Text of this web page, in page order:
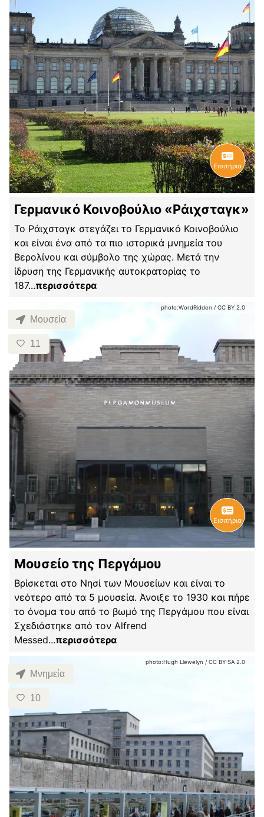
Εισιτήρια
Γερμανικό Κοινοβούλιο «Ράιχσταγκ»
Το Ράιχσταγκ στεγάζει το Γερμανικό Κοινοβούλιο
και είναι ένα από τα πιο ιστορικά μνημεία του
Βερολίνου και σύμβολο της χώρας. Μετά την
ίδρυση της Γερμανικής αυτοκρατορίας το
187...περισσότερα
photo:WordRidden / CC BY 2.0
Μουσεία
11
Εισιτήρια
Μουσείο της Περγάμου
Βρίσκεται στο Νησί των Μουσείων και είναι το
νεότερο από τα 5 μουσεία. Άνοιξε το 1930 και πήρε
το όνομα του από το βωμό της Περγάμου που είναι
Σχεδιάστηκε από τον Alfrend
Messed...περισσότερα
photo:Hugh Llewelyn / CC BY-SA 2.0
Μνημεία
10